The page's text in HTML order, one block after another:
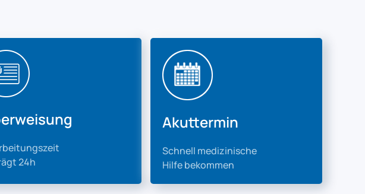
24h
Akuttermin
Schnell medizinische
Hilfe bekommen